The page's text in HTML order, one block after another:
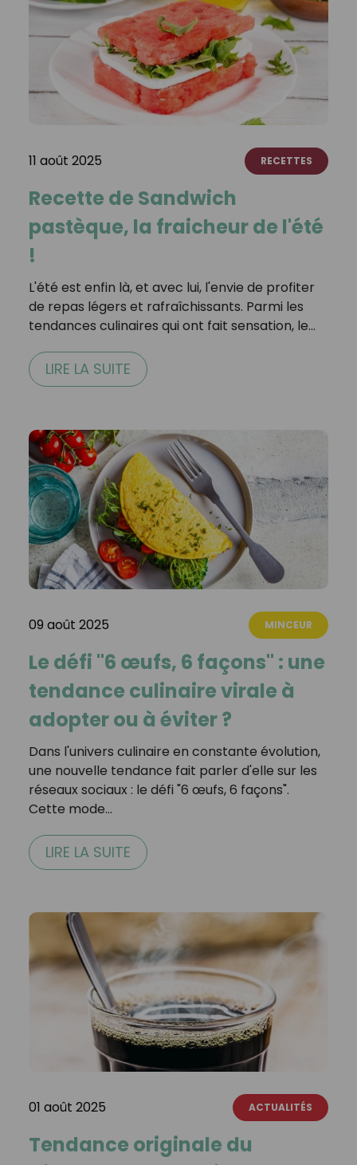
11 août 2025 RECETTES
Recette de Sandwich
pastèque, la fraicheur de l'été
!
L'été est enfin là, et avec lui, l'envie de profiter
de repas légers et rafraîchissants. Parmi les
tendances culinaires qui ont fait sensation, le…
LIRE LA SUITE
09 août 2025 MINCEUR
Le défi "6 œufs, 6 façons" : une
tendance culinaire virale à
adopter ou à éviter ?
Dans l'univers culinaire en constante évolution,
une nouvelle tendance fait parler d'elle sur les
réseaux sociaux : le défi "6 œufs, 6 façons".
Cette mode…
LIRE LA SUITE
01 août 2025 ACTUALITÉS
Tendance originale du